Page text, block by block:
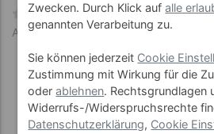
Art-Nr. 30260
Zwecken. Durch Klick aufalle
genannten Verarbeitung zu.
Sie können jederzeit Cookie
Zustimmung mit Wirkung für die
oderablehnen. Rechtsgrundlagen
Widerrufs-/Widerspruchsrechte
Datenschutzerklärung, Cookie